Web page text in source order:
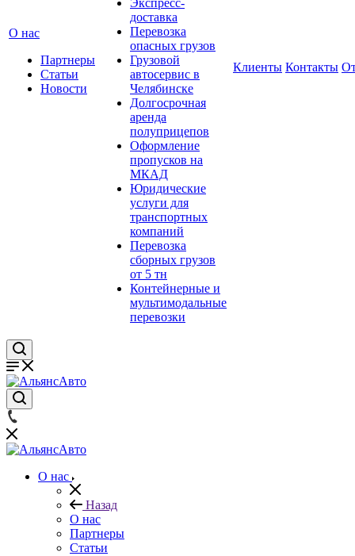
О нас
Партнеры
Статьи
Новости
Экспресс-
доставка
Перевозка
опасных грузов
Грузовой
автосервис в
Челябинске
Долгосрочная
аренда
полуприцепов
Оформление
пропусков на
МКАД
Юридические
услуги для
транспортных
компаний
Перевозка
сборных грузов
от 5 тн
Контейнерные и
мультимодальные
перевозки
Клиенты Контакты
О нас
Назад
О нас
Партнеры
Статьи